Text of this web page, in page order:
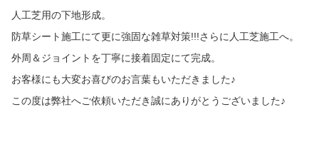
人工芝用の下地形成。
防草シート施工にて更に強固な雑草対策!!!さらに人工芝施工へ。
外周＆ジョイントを丁寧に接着固定にて完成。
お客様にも大変お喜びのお言葉もいただきました♪
この度は弊社へご依頼いただき誠にありがとうございました♪